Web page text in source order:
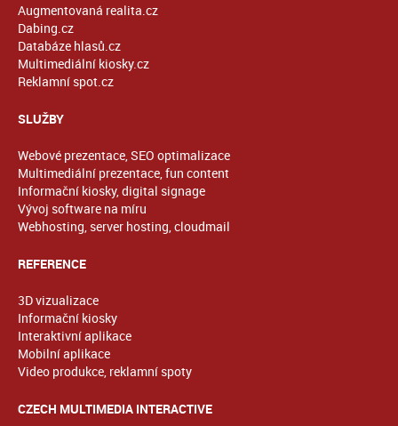
Augmentovaná realita.cz
Dabing.cz
Databáze hlasů.cz
Multimediální kiosky.cz
Reklamní spot.cz
SLUŽBY
Webové prezentace, SEO optimalizace
Multimediální prezentace, fun content
Informační kiosky, digital signage
Vývoj software na míru
Webhosting, server hosting, cloudmail
REFERENCE
3D vizualizace
Informační kiosky
Interaktivní aplikace
Mobilní aplikace
Video produkce, reklamní spoty
CZECH MULTIMEDIA INTERACTIVE